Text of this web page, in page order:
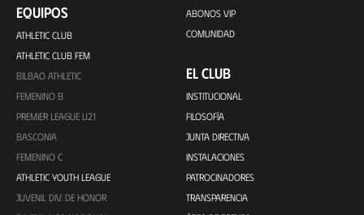
EQUIPOS
ATHLETIC CLUB
ATHLETIC CLUB FEM
BILBAO ATHLETIC
FEMENINO B
PREMIER LEAGUE U21
BASCONIA
FEMENINO C
ATHLETIC YOUTH LEAGUE
JUVENIL DIV. DE HONOR
ABONOS VIP
COMUNIDAD
EL CLUB
INSTITUCIONAL
FILOSOFÍA
JUNTA DIRECTIVA
INSTALACIONES
PATROCINADORES
TRANSPARENCIA